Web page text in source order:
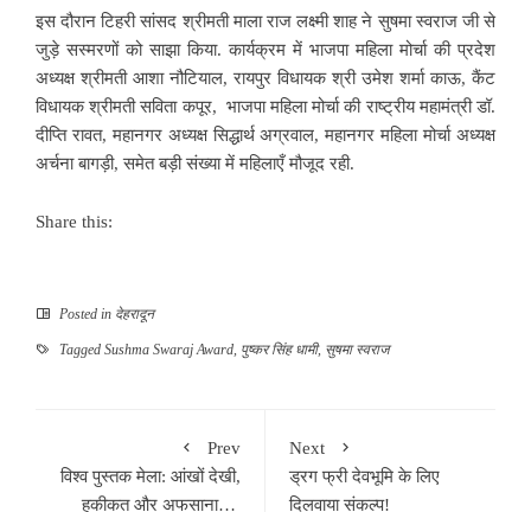
इस दौरान टिहरी सांसद श्रीमती माला राज लक्ष्मी शाह ने सुषमा स्वराज जी से
जुड़े सस्मरणों को साझा किया. कार्यक्रम में भाजपा महिला मोर्चा की प्रदेश
अध्यक्ष श्रीमती आशा नौटियाल, रायपुर विधायक श्री उमेश शर्मा काऊ, कैंट
विधायक श्रीमती सविता कपूर, भाजपा महिला मोर्चा की राष्ट्रीय महामंत्री डॉ.
दीप्ति रावत, महानगर अध्यक्ष सिद्धार्थ अग्रवाल, महानगर महिला मोर्चा अध्यक्ष
अर्चना बागड़ी, समेत बड़ी संख्या में महिलाएँ मौजूद रही.
Share this:
Posted in देहरादून
Tagged Sushma Swaraj Award, पुष्कर सिंह धामी, सुषमा स्वराज
Prev
विश्व पुस्तक मेला: आंखों देखी,
हकीकत और अफसाना…
Next
ड्रग फ्री देवभूमि के लिए
दिलवाया संकल्प!